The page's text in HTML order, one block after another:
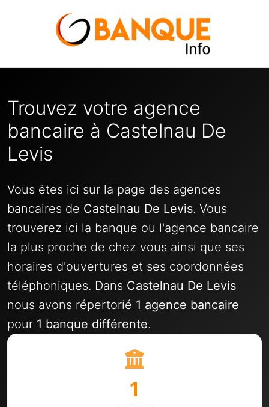
Trouvez votre agence
bancaire à Castelnau De
Levis
Vous êtes ici sur la page des agences
bancaires de Castelnau De Levis. Vous
trouverez ici la banque ou l'agence bancaire
la plus proche de chez vous ainsi que ses
horaires d'ouvertures et ses coordonnées
téléphoniques. Dans Castelnau De Levis
nous avons répertorié 1 agence bancaire
pour 1 banque différente.
1